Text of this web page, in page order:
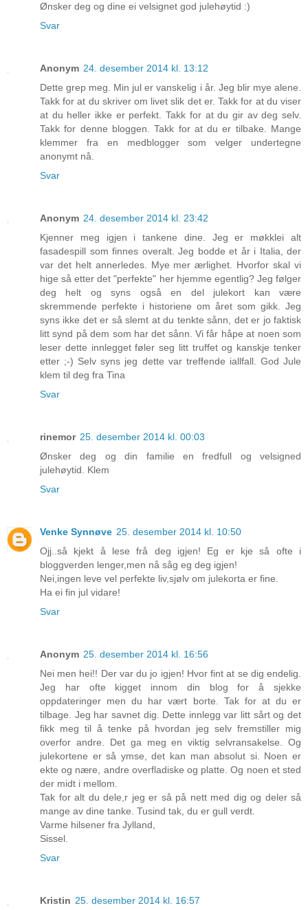
Ønsker deg og dine ei velsignet god julehøytid :)
Svar
Anonym 24. desember 2014 kl. 13:12
Dette grep meg. Min jul er vanskelig i år. Jeg blir mye alene.
Takk for at du skriver om livet slik det er. Takk for at du viser
at du heller ikke er perfekt. Takk for at du gir av deg selv.
Takk for denne bloggen. Takk for at du er tilbake. Mange
klemmer fra en medblogger som velger undertegne
anonymt nå.
Svar
Anonym 24. desember 2014 kl. 23:42
Kjenner meg igjen i tankene dine. Jeg er møkklei alt
fasadespill som finnes overalt. Jeg bodde et år i Italia, der
var det helt annerledes. Mye mer ærlighet. Hvorfor skal vi
hige så etter det "perfekte" her hjemme egentlig? Jeg følger
deg helt og syns også en del julekort kan være
skremmende perfekte i historiene om året som gikk. Jeg
syns ikke det er så slemt at du tenkte sånn, det er jo faktisk
litt synd på dem som har det sånn. Vi får håpe at noen som
leser dette innlegget føler seg litt truffet og kanskje tenker
etter ;-) Selv syns jeg dette var treffende iallfall. God Jule
klem til deg fra Tina
Svar
rinemor 25. desember 2014 kl. 00:03
Ønsker deg og din familie en fredfull og velsigned
julehøytid. Klem
Svar
Venke Synnøve 25. desember 2014 kl. 10:50
Ojj..så kjekt å lese frå deg igjen! Eg er kje så ofte i
bloggverden lenger,men nå såg eg deg igjen!
Nei,ingen leve vel perfekte liv,sjølv om julekorta er fine.
Ha ei fin jul vidare!
Svar
Anonym 25. desember 2014 kl. 16:56
Nei men hei!! Der var du jo igjen! Hvor fint at se dig endelig.
Jeg har ofte kigget innom din blog for å sjekke
oppdateringer men du har vært borte. Tak for at du er
tilbage. Jeg har savnet dig. Dette innlegg var litt sårt og det
fikk meg til å tenke på hvordan jeg selv fremstiller mig
overfor andre. Det ga meg en viktig selvransakelse. Og
julekortene er så ymse, det kan man absolut si. Noen er
ekte og nære, andre overfladiske og platte. Og noen et sted
der midt i mellom.
Tak for alt du dele,r jeg er så på nett med dig og deler så
mange av dine tanke. Tusind tak, du er gull verdt.
Varme hilsener fra Jylland,
Sissel.
Svar
Kristin 25. desember 2014 kl. 16:57